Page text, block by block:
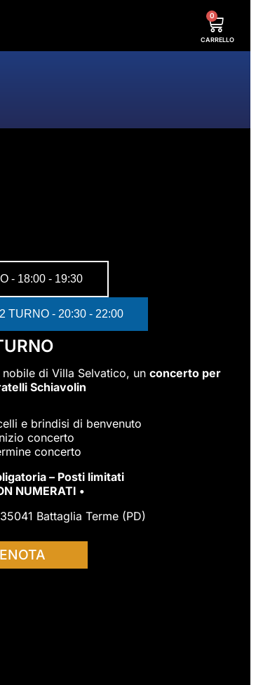
0
CARRELLO
- 18:00 - 19:30
TURNO - 20:30 - 22:00
di Villa Selvatico, un concerto per
Schiavolin
e brindisi di benvenuto
concerto
concerto
– Posti limitati
NUMERATI •
Battaglia Terme (PD)